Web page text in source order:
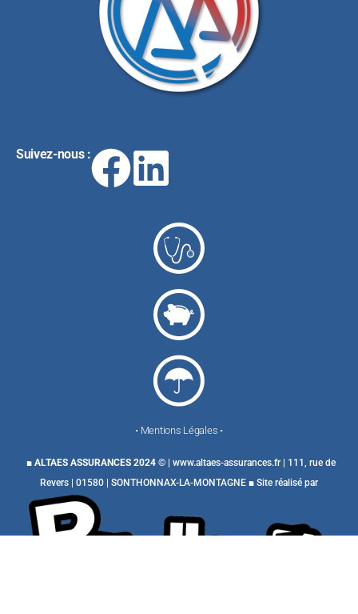
Suivez-nous :
• Mentions Légales •
■ ALTAES ASSURANCES 2024 ©| www.altaes-assurances.fr | 111, rue de
Revers | 01580 | SONTHONNAX-LA-MONTAGNE ■ Site réalisé par